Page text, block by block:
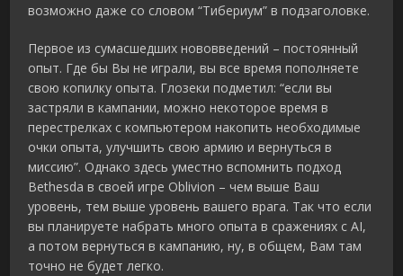
возможно даже со словом “Тибериум” в подзаголовке.
Первое из сумасшедших нововведений – постоянный
опыт. Где бы Вы не играли, вы все время пополняете
свою копилку опыта. Глозеки подметил: “если вы
застряли в кампании, можно некоторое время в
перестрелках с компьютером накопить необходимые
очки опыта, улучшить свою армию и вернуться в
миссию”. Однако здесь уместно вспомнить подход
Bethesda в своей игре Oblivion – чем выше Ваш
уровень, тем выше уровень вашего врага. Так что если
вы планируете набрать много опыта в сражениях с AI,
а потом вернуться в кампанию, ну, в общем, Вам там
точно не будет легко.